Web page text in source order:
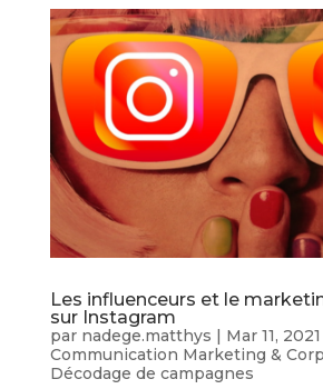
Les influenceurs et le
sur Instagram
par nadege.matthys Mar 11, 2021
Communication Marketing &
Décodage de campagnes